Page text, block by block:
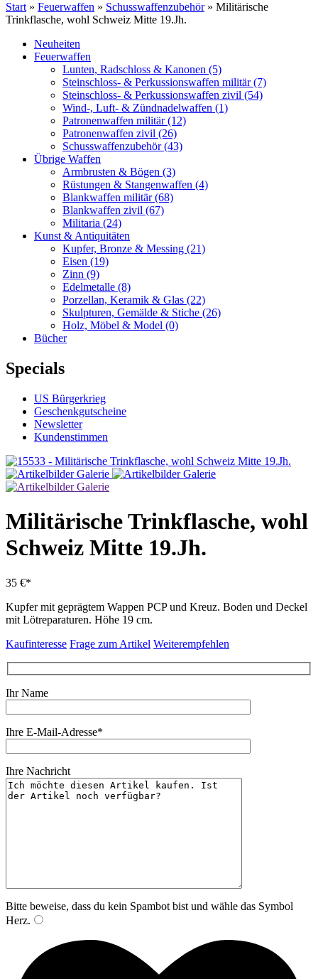
Start » Feuerwaffen » Schusswaffenzubehör» Militärische
Trinkflasche, wohl Schweiz Mitte 19.Jh.
Neuheiten
Feuerwaffen
Lunten, Radschloss & Kanonen (5)
Steinschloss- & Perkussionswaffen militär(7)
Steinschloss- & Perkussionswaffen zivil (54)
Wind-, Luft- & Zündnadelwaffen (1)
Patronenwaffen militär(12)
Patronenwaffen zivil (26)
Schusswaffenzubehör(43)
Übrige Waffen
Armbrusten & Bögen (3)
Rüstungen & Stangenwaffen (4)
Blankwaffen militär(68)
Blankwaffen zivil (67)
Militaria (24)
Kunst & Antiquitäten
Kupfer, Bronze & Messing (21)
Eisen (19)
Zinn (9)
Edelmetalle (8)
Porzellan, Keramik & Glas (22)
Skulpturen, Gemälde & Stiche (26)
Holz, Möbel & Model (0)
Bücher
Specials
US Bürgerkrieg
Geschenkgutscheine
Newsletter
Kundenstimmen
Militärische Trinkflasche, wohl
Schweiz Mitte 19.Jh.
35 €*
Kupfer mit geprägtem Wappen PCP und Kreuz. Boden und Deckel
mit Lötreparaturen. Höhe 19 cm.
Kaufinteresse Frage zum Artikel Weiterempfehlen
Ihr Name
Ihre E-Mail-Adresse*
Ihre Nachricht
Bitte beweise, dass du kein Spambot bist und wähle das Symbol
Herz.